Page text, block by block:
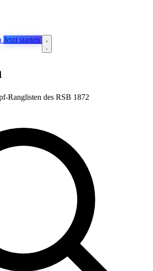
Jetzt starten
Ranglisten des RSB 1872